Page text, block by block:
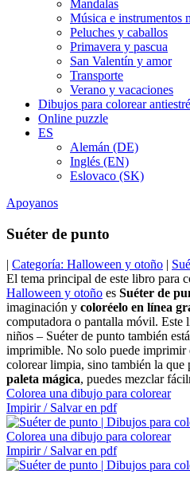
Mandalas
Música e instrumentos
Peluches y caballos
Primavera y pascua
San Valentín y amor
Transporte
Verano y vacaciones
Dibujos para colorear
Online puzzle
ES
Alemán (DE)
Inglés (EN)
Eslovaco (SK)
Apoyanos
Suéter de punto
| Categoría: Halloween y otoño |
El tema principal de este libro para
Halloween y otoño es Suéter de
imaginación y coloréelo en línea
computadora o pantalla móvil. Este
niños – Suéter de punto también
imprimible. No solo puede imprimir
colorear limpia, sino también la que
paleta mágica, puedes mezclar
Colorea una dibujo para colorear
Impirir / Salvar en pdf
Colorea una dibujo para colorear
Impirir / Salvar en pdf